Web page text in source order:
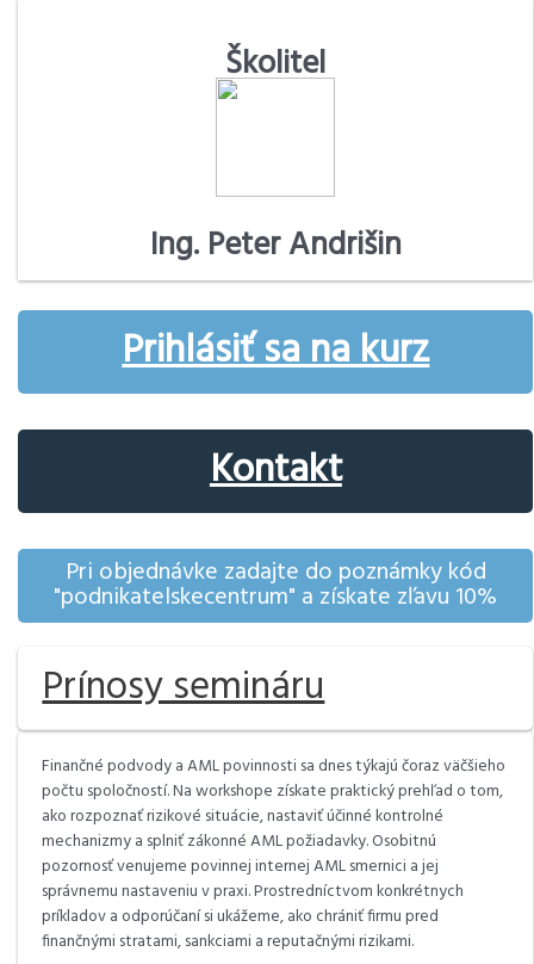
Školitel
Ing. Peter Andrišin
Prihlásiť sa na kurz
Kontakt
Pri objednávke zadajte do poznámky kód
"podnikatelskecentrum" a získate zľavu 10%
Prínosy semináru
Finančné podvody a AML povinnosti sa dnes týkajú čoraz väčšieho
počtu spoločností. Na workshope získate praktický prehľad o tom,
ako rozpoznať rizikové situácie, nastaviť účinné kontrolné
mechanizmy a splniť zákonné AML požiadavky. Osobitnú
pozornosť venujeme povinnej internej AML smernici a jej
správnemu nastaveniu v praxi. Prostredníctvom konkrétnych
príkladov a odporúčaní si ukážeme, ako chrániť firmu pred
finančnými stratami, sankciami a reputačnými rizikami.